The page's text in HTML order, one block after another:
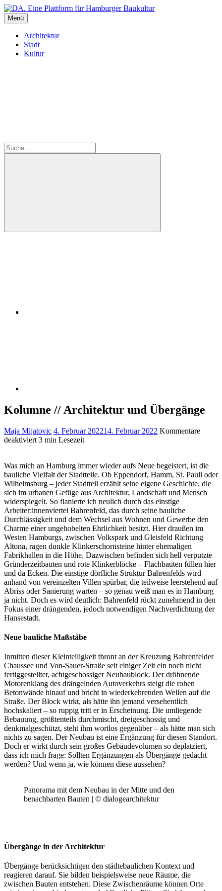
Inhalte
überspringen
DA. Eine Plattform für Hamburger Baukultur
Menü
Architektur
Stadt
Kultur
Kolumne // Architektur und Übergänge
Maja Mijatovic 4. Februar 202214. Februar 2022 Kommentare
deaktiviertfür
Architektur
und
Übergänge
3 min Lesezeit
Was mich an Hamburg immer wieder aufs Neue begeistert, ist die
bauliche Vielfalt der Stadtteile. Ob Eppendorf, Hamm, St. Pauli oder
Wilhelmsburg – jeder Stadtteil erzählt seine eigene Geschichte, die
sich im urbanen Gefüge aus Architektur, Landschaft und Mensch
widerspiegelt. So flanierte ich neulich durch das einstige
Arbeiter:innenviertel Bahrenfeld, das durch seine bauliche
Durchlässigkeit und dem Wechsel aus Wohnen und Gewerbe den
Charme einer ungehobelten Ehrlichkeit besitzt. Hier draußen im
Westen Hamburgs, zwischen Volkspark und Gleisfeld Richtung
Altona, ragen dunkle Klinkerschornsteine hinter ehemaligen
Fabrikhallen in die Höhe. Dazwischen befinden sich hell verputzte
Gründerzeitbauten und rote Klinkerblöcke – Flachbauten füllen hier
und da Ecken. Die einstige dörfliche Struktur Bahrenfelds wird
anhand von vereinzelten Villen spürbar, die teilweise leerstehend auf
Abriss oder Sanierung warten – so genau weiß man es in Hamburg
ja nicht. Doch es wird deutlich: Bahrenfeld rückt zunehmend in den
Fokus einer drängenden, jedoch notwendigen Nachverdichtung der
Hansestadt.
Neue bauliche Maßstäbe
Inmitten dieser Kleinteiligkeit thront an der Kreuzung Bahrenfelder
Chaussee und Von-Sauer-Straße seit einiger Zeit ein noch nicht
fertiggestellter, achtgeschossiger Neubaublock. Der dröhnende
Motorenklang des drängelnden Autoverkehrs steigt die rohen
Betonwände hinauf und bricht in wiederkehrenden Wellen auf die
Straße. Der Block wirkt, als hätte ihn jemand versehentlich
hochskaliert – so ruppig tritt er in Erscheinung. Die umliegende
Bebauung, größtenteils durchmischt, dreigeschossig und
denkmalgeschützt, steht ihm wortlos gegenüber – als hätte man sich
nichts zu sagen. Der Neubau ist eine Ergänzung für diesen Standort.
Doch er wirkt durch sein großes Gebäudevolumen so deplatziert,
dass ich mich frage: Sollten Ergänzungen als Übergänge gedacht
werden? Und wenn ja, wie können diese aussehen?
Panorama mit dem Neubau in der Mitte und den
benachbarten Bauten | © dialogearchitektur
Übergänge in der Architektur
Übergänge berücksichtigen den städtebaulichen Kontext und
reagieren darauf. Sie bilden beispielsweise neue Räume, die
zwischen Bauten entstehen. Diese Zwischenräume können Orte